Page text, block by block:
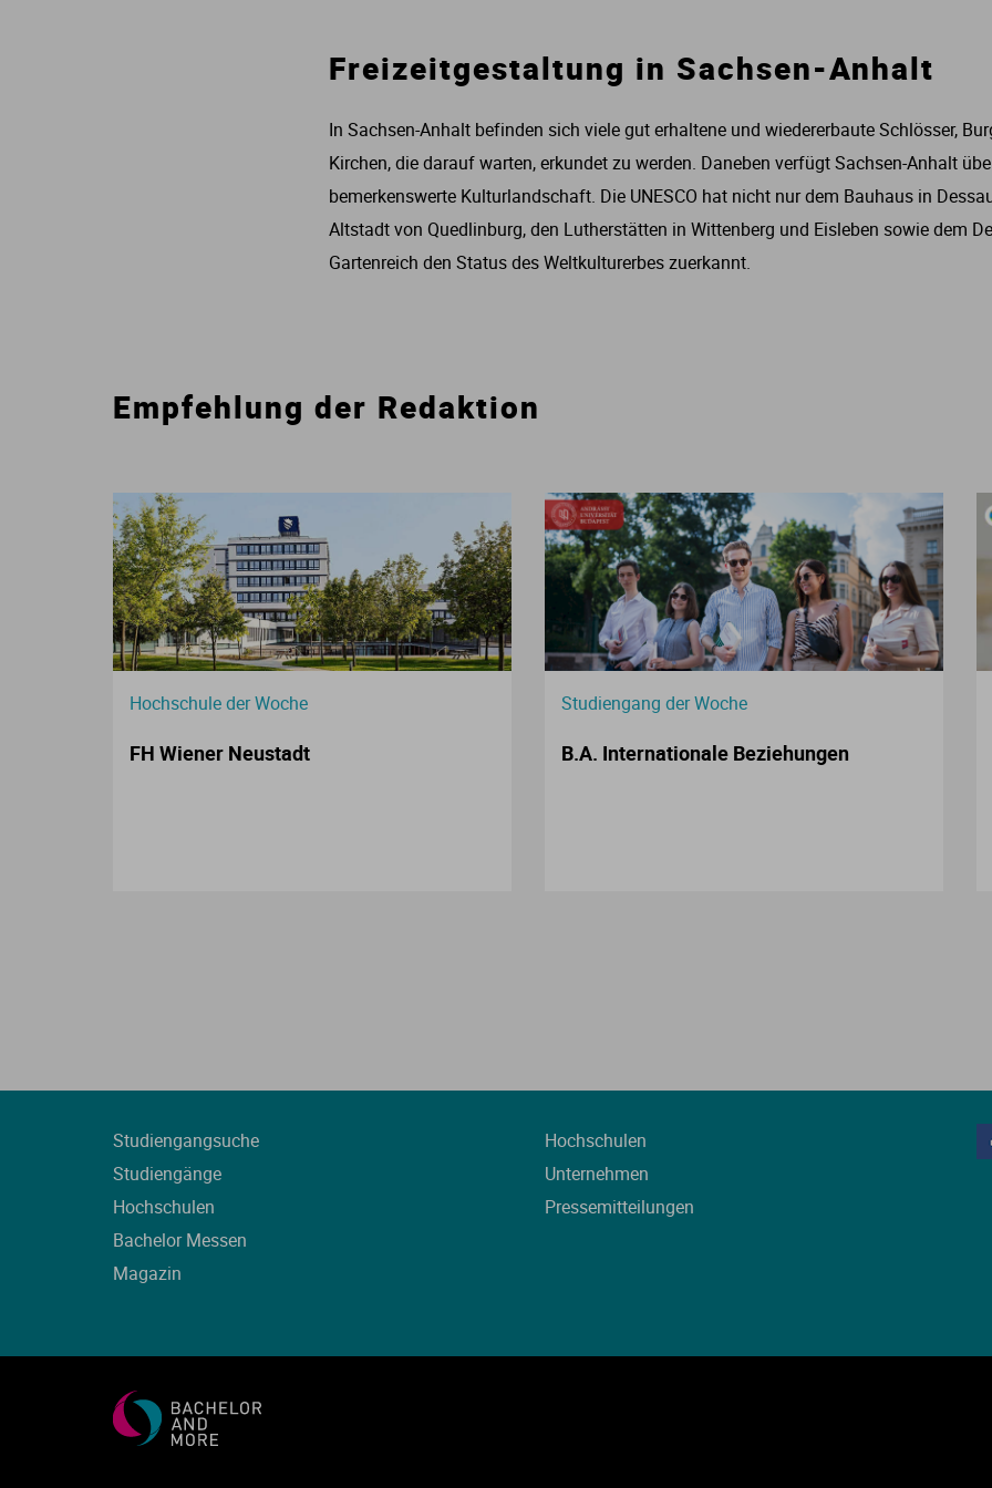
Freizeitgestaltung in Sachsen-Anhalt
In Sachsen-Anhalt befinden sich viele gut erhaltene und wiedererbaute Schlösser,
Kirchen, die darauf warten, erkundet zu werden. Daneben verfügt Sachsen-Anhalt
bemerkenswerte Kulturlandschaft. Die UNESCO hat nicht nur dem Bauhaus in
Altstadt von Quedlinburg, den Lutherstätten in Wittenberg und Eisleben sowie dem
Gartenreich den Status des Weltkulturerbes zuerkannt.
Empfehlung der Redaktion
Hochschule der Woche
FH Wiener Neustadt
Studiengang der Woche
B.A. Internationale Beziehungen
Studiengangsuche
Studiengänge
Hochschulen
Bachelor Messen
Magazin
Hochschulen
Unternehmen
Pressemitteilungen